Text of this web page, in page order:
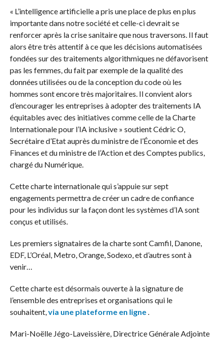
« L’intelligence artificielle a pris une place de plus en plus
importante dans notre société et celle-ci devrait se
renforcer après la crise sanitaire que nous traversons. Il faut
alors être très attentif à ce que les décisions automatisées
fondées sur des traitements algorithmiques ne défavorisent
pas les femmes, du fait par exemple de la qualité des
données utilisées ou de la conception du code où les
hommes sont encore très majoritaires. Il convient alors
d’encourager les entreprises à adopter des traitements IA
équitables avec des initiatives comme celle de la Charte
Internationale pour l’IA inclusive » soutient Cédric O,
Secrétaire d’Etat auprès du ministre de l’Économie et des
Finances et du ministre de l’Action et des Comptes publics,
chargé du Numérique.
Cette charte internationale qui s’appuie sur sept
engagements permettra de créer un cadre de confiance
pour les individus sur la façon dont les systèmes d’IA sont
conçus et utilisés.
Les premiers signataires de la charte sont Camfil, Danone,
EDF, L’Oréal, Metro, Orange, Sodexo, et d’autres sont à
venir…
Cette charte est désormais ouverte à la signature de
l’ensemble des entreprises et organisations qui le
souhaitent,via une plateforme en ligne.
Mari-Noëlle Jégo-Laveissière, Directrice Générale Adjointe